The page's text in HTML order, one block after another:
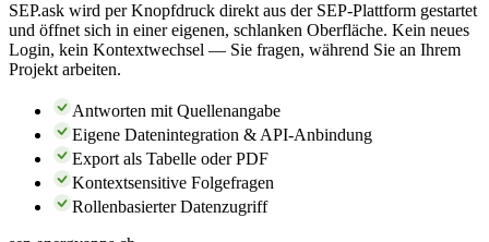
SEP.ask wird per Knopfdruck direkt aus der SEP-Plattform gestartet
und öffnet sich in einer eigenen, schlanken Oberfläche. Kein neues
Login, kein Kontextwechsel — Sie fragen, während Sie an Ihrem
Projekt arbeiten.
Antworten mit Quellenangabe
Eigene Datenintegration & API-Anbindung
Export als Tabelle oder PDF
Kontextsensitive Folgefragen
Rollenbasierter Datenzugriff